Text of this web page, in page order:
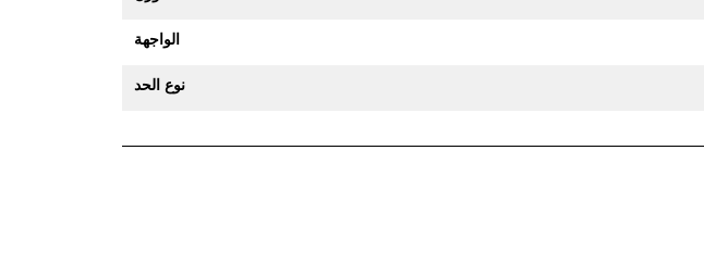
الواجهة
نوع الحد